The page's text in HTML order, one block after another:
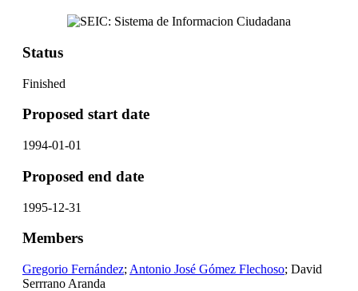
Status
Finished
Proposed start date
1994-01-01
Proposed end date
1995-12-31
Members
Gregorio Fernández; Antonio José Gómez Flechoso; David
Serrrano Aranda